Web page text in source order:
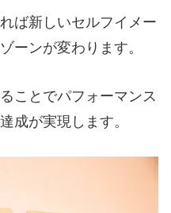
ば新しいセルフイメー
ーンが変わります。
ことでパフォーマンス
成が実現します。